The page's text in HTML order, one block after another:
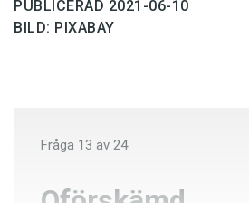
PUBLICERAD 2021-06-10
BILD: PIXABAY
Fråga 13 av 24